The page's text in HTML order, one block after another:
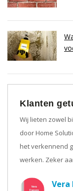
Klanten
Wij lieten zowel
door Home
het verkennend
werken. Zeker
Vera